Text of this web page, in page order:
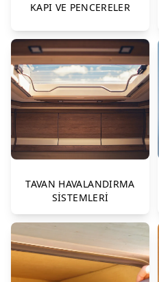
KAPI VE PENCERELER
TAVAN HAVALANDIRMA
SİSTEMLERİ